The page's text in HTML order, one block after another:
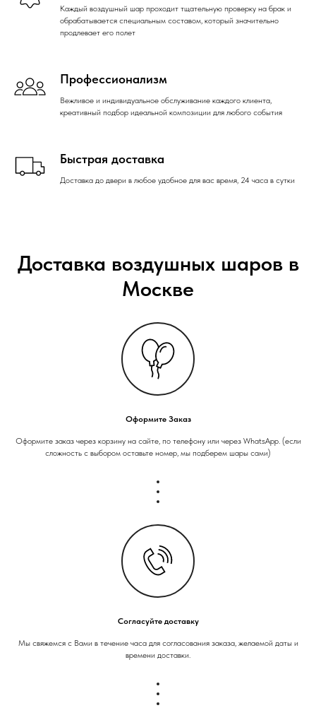
Каждый воздушный шар проходит тщательную проверку на брак и
обрабатывается специальным составом, который значительно
продлевает его полет
Профессионализм
Вежливое и индивидуальное обслуживание каждого клиента,
креативный подбор идеальной композиции для любого события
Быстрая доставка
Доставка до двери в любое удобное для вас время, 24 часа в сутки
Доставка воздушных шаров в
Москве
Оформите Заказ
Оформите заказ через корзину на сайте, по телефону или через WhatsApp. (если
сложность с выбором оставьте номер, мы подберем шары сами)
Согласуйте доставку
Мы свяжемся с Вами в течение часа для согласования заказа, желаемой даты и
времени доставки.